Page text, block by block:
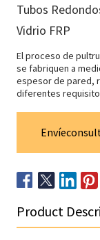
Tubos
Vidrio FRP
El proceso de
se fabriquen a
espesor de pared,
diferentes
Product